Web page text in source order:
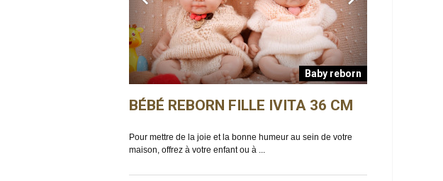
Baby reborn
BÉBÉ REBORN FILLE IVITA 36 CM
Pour mettre de la joie et la bonne humeur au sein de votre
maison, offrez à votre enfant ou à ...